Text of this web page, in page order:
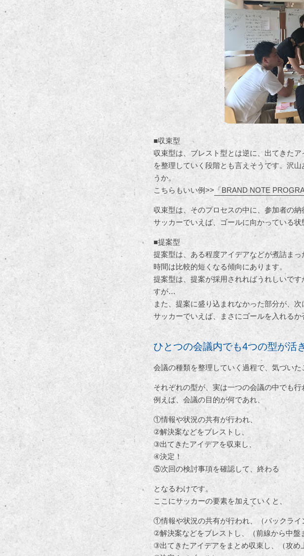
■収束型
収束型は、ブレスト型とは逆に、出てきた
を整理していく段階とも言えそうです。沢
うか。
こちらもいい例>> 「BRAND NOTE
収束型は、そのプロセスの中に、参加者の
サッカーでいえば、ゴールに向かっている状
■提案型
提案型は、ある程度アイデアなどが煮詰ま
時間は比較的短くなる傾向にあります。
提案型は、提案が採用されればうれしいで
すが…
また、提案に盛り込まれなかった部分が、
サッカーでいえば、まさにゴールを入れる
ひとつの会議内でも4つの型が活
会議の種類を整理していく過程で、気づいた
それぞれの型が、実は一つの会議の中でも行
例えば、会議の目的が何であれ、
①情報や状況の共有が行われ、
②解決案などをブレストし、
③出てきたアイデアを収束し、
④決定！
⑤次回の検討事項を確認して、終わる
となるわけです。
ここにサッカーの要素を加えていくと、
①情報や状況の共有が行われ、（バックライ
②解決案などをブレストし、（前線から中盤
③出てきたアイデアをまとめ収束し、（攻め